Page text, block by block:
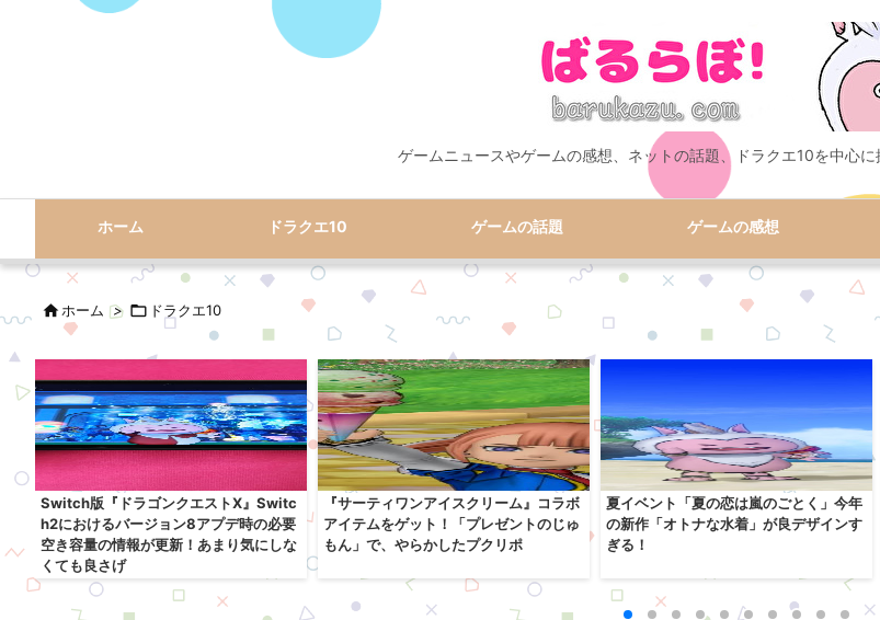
ゲームニュースやゲームの感想、ネットの話題、ドラクエ10を中心
ホーム ドラクエ10 ゲームの話題 ゲームの感想
ホーム >  ドラクエ10
Switch版『ドラゴンクエストX』Switc
h2におけるバージョン8アプデ時の必要
空き容量の情報が更新！あまり気にしな
くても良さげ
『サーティワンアイスクリーム』コラボ
アイテムをゲット！「プレゼントのじゅ
もん」で、やらかしたプクリポ
夏イベント「夏の恋は嵐のごとく」今年
の新作「オトナな水着」が良デザインす
ぎる！